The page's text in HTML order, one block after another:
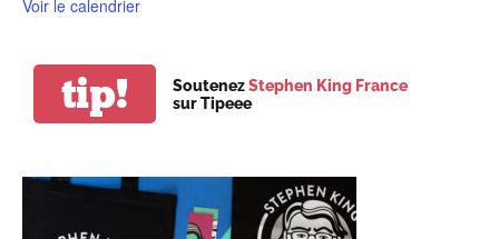
Voir le calendrier
tip! SoutenezStephen King France
sur Tipeee